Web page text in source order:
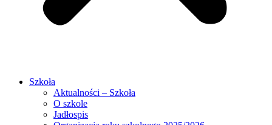
Szkoła
Aktualności – Szkoła
O szkole
Jadłospis